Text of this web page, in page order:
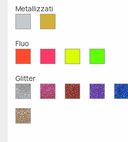
Metallizzati
MetallizzatoMetallizzato
Fluo
Fluo
Fluo
Fluo
Fluo
Glitter
Diamante
Glitter
Rosa
Glitter
Rosso
Glitter
Viola
Glitter
Oro
Glitter